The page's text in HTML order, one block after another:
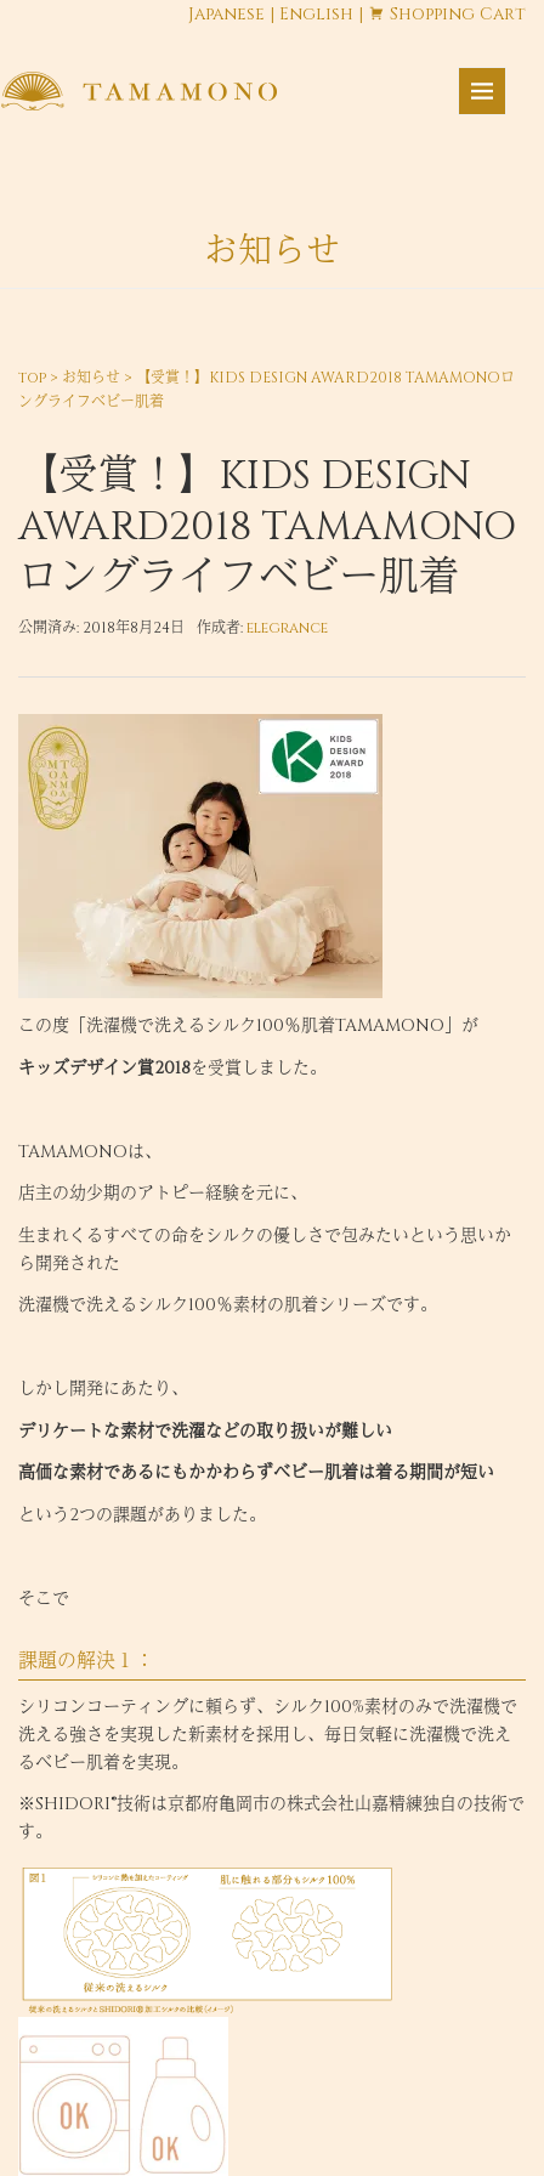
Japanese | English | Shopping Cart
お知らせ
top > お知らせ >
【受賞！】KIDS DESIGN AWARD2018 TAMAMONOロ
ングライフベビー肌着
【受賞！】KIDS DESIGN
AWARD2018 TAMAMONO
ロングライフベビー肌着
公開済み: 2018年8月24日 作成者:elegrance
この度「洗濯機で洗えるシルク100％肌着TAMAMONO」が
キッズデザイン賞2018を受賞しました。
TAMAMONOは、
店主の幼少期のアトピー経験を元に、
生まれくるすべての命をシルクの優しさで包みたいという思いか
ら開発された
洗濯機で洗えるシルク100％素材の肌着シリーズです。
しかし開発にあたり、
デリケートな素材で洗濯などの取り扱いが難しい
高価な素材であるにもかかわらずベビー肌着は着る期間が短い
という2つの課題がありました。
そこで
課題の解決１：
シリコンコーティングに頼らず、シルク100%素材のみで洗濯機で
洗える強さを実現した新素材を採用し、毎日気軽に洗濯機で洗え
るベビー肌着を実現。
※SHIDORI®技術は京都府亀岡市の株式会社山嘉精練独自の技術で
す。